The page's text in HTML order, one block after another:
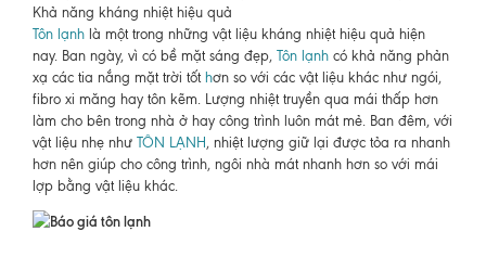
Khả năng kháng nhiệt hiệu quả
Tôn lạnh là một trong những vật liệu kháng nhiệt hiệu quả hiện
nay. Ban ngày, vì có bề mặt sáng đẹp, Tôn lạnh có khả năng phản
xạ các tia nắng mặt trời tốt hơn so với các vật liệu khác như ngói,
fibro xi măng hay tôn kẽm. Lượng nhiệt truyền qua mái thấp hơn
làm cho bên trong nhà ở hay công trình luôn mát mẻ. Ban đêm, với
vật liệu nhẹ như TÔN LẠNH , nhiệt lượng giữ lại được tỏa ra nhanh
hơn nên giúp cho công trình, ngôi nhà mát nhanh hơn so với mái
lợp bằng vật liệu khác.